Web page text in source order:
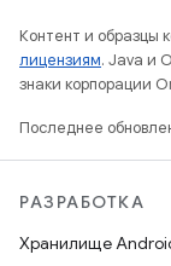
Контент и образцы
лицензиям. Java и
знаки корпорации
Последнее
РАЗРАБОТКА
Хранилище